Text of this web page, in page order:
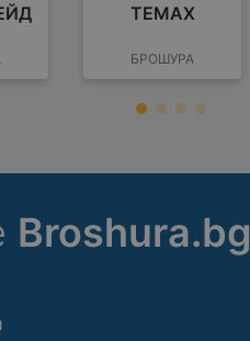
TEMAX
БРОШУРА
Broshura.bg